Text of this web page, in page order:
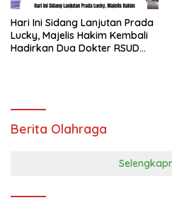
Hari Ini Sidang Lanjutan Prada
Lucky, Majelis Hakim Kembali
Hadirkan Dua Dokter RSUD
Berita Olahraga